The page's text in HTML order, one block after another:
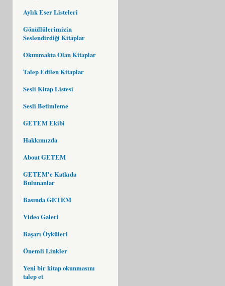
Aylık Eser Listeleri
Gönüllülerimizin
Seslendirdiği Kitaplar
Okunmakta Olan Kitaplar
Talep Edilen Kitaplar
Sesli Kitap Listesi
Sesli Betimleme
GETEM Ekibi
Hakkımızda
About GETEM
GETEM'e Katkıda
Bulunanlar
Basında GETEM
Video Galeri
Başarı Öyküleri
Önemli Linkler
Yeni bir kitap okunmasını
talep et